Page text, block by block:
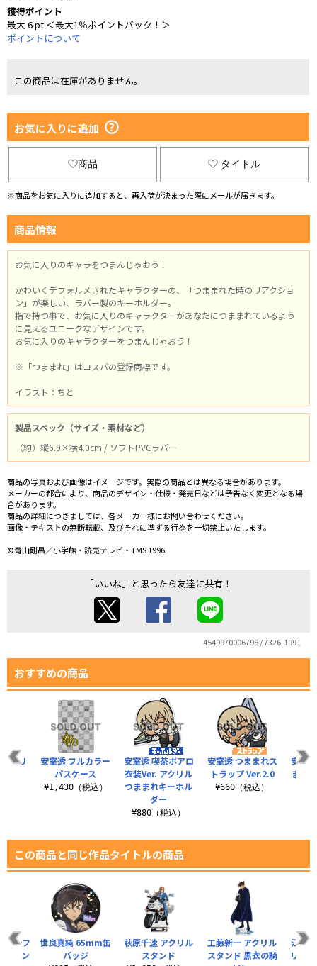
獲得ポイント
最大 6 pt ＜最大1％ポイントバック！＞
ポイントについて
この商品は在庫がありません。
お気に入りに追加
商品 タイトル
※商品をお気に入りに追加すると、再入荷が決まった際にメールが届きます。
商品情報
お気に入りのキャラをつまんじゃおう！
かわいくデフォルメされたキャラクターの、「つままれた時のリアクショ
ン」が楽しい、ラバー製のキーホルダー。
指で持つ事で、お気に入りのキャラクターがあなたにつままれているよう
に見えるユニークなデザインです。
お気に入りのキャラクターをつまんじゃおう！
※「つままれ」はコスパの登録商標です。
イラスト：ちと
製品スペック（サイズ・素材など）
（約）縦6.9×横4.0cm / ソフトPVCラバー
商品の写真および画像はイメージです。実際の商品とは異なる場合があります。
メーカーの都合により、商品のデザイン・仕様・発売日などは予告なく変更となる場
合があります。
商品の詳細につきましては、各メーカー様にお問い合わせください。
画像・テキストの無断転載、及びそれに準ずる行為を一切禁止いたします。
©青山剛昌／小学館・読売テレビ・TMS 1996
「いいね」と思ったら友達に共有！
4549970006798 / 7326-1991
おすすめの商品
安室透 喫茶ポアロ
衣装Ver. アクリル
つままれキーホル
ダー
¥880（税込）
安室透 つままれス
トラップ Ver.2.0
¥660（税込）
安室
まま
サリ
安室透 フルカラー
パスケース
¥1,430（税込）
この商品と同じ作品タイトルの商品
萩原千速 アクリル
スタンド
工藤新一 アクリル
スタンド 黒衣の騎
江戸
リル
チーフ
スタン
世良真純 65mm缶
バッジ